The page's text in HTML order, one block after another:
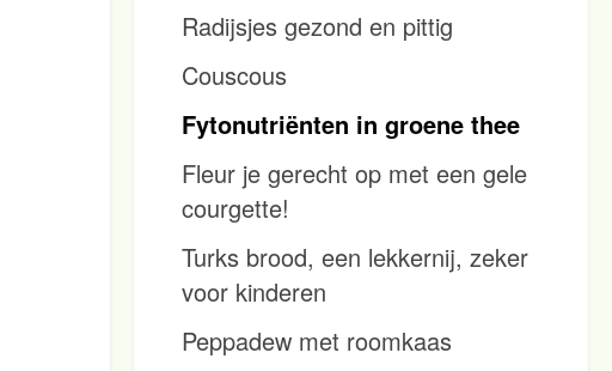
Radijsjes gezond en pittig
Couscous
Fytonutriënten in groene thee
Fleur je gerecht op met een gele
courgette!
Turks brood, een lekkernij, zeker
voor kinderen
Peppadew met roomkaas